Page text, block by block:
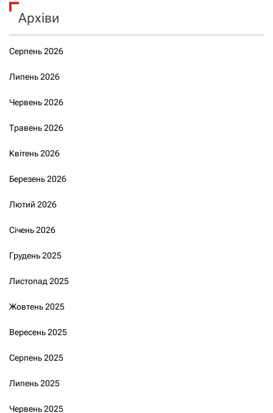
Архіви
Серпень 2026
Липень 2026
Червень 2026
Травень 2026
Квітень 2026
Березень 2026
Лютий 2026
Січень 2026
Грудень 2025
Листопад 2025
Жовтень 2025
Вересень 2025
Серпень 2025
Липень 2025
Червень 2025